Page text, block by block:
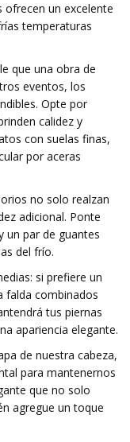
ofrecen un excelente
temperaturas
que una obra de
eventos, los
Opte por
calidez y
con suelas finas,
por aceras
no solo realzan
adicional. Ponte
un par de guantes
del frío.
si prefiere un
falda combinados
tus piernas
apariencia elegante.
de nuestra cabeza,
para mantenernos
que no solo
agregue un toque